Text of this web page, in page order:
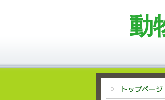
動
トップページ